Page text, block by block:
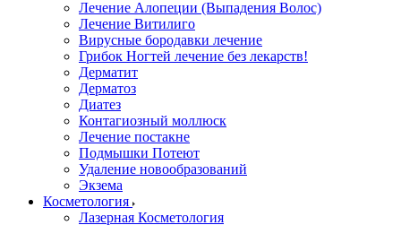
Лечение Алопеции (Выпадения Волос)
Лечение Витилиго
Вирусные бородавки лечение
Грибок Ногтей лечение без лекарств!
Дерматит
Дерматоз
Диатез
Контагиозный моллюск
Лечение постакне
Подмышки Потеют
Удаление новообразований
Экзема
Косметология
Лазерная Косметология